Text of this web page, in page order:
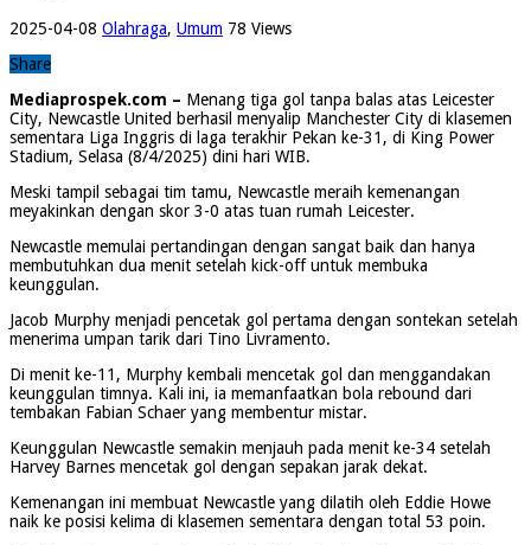
2025-04-08 Olahraga, Umum 78 Views
Share
Mediaprospek.com – Menang tiga gol tanpa balas atas Leicester
City, Newcastle United berhasil menyalip Manchester City di klasemen
sementara Liga Inggris di laga terakhir Pekan ke-31, di King Power
Stadium, Selasa (8/4/2025) dini hari WIB.
Meski tampil sebagai tim tamu, Newcastle meraih kemenangan
meyakinkan dengan skor 3-0 atas tuan rumah Leicester.
Newcastle memulai pertandingan dengan sangat baik dan hanya
membutuhkan dua menit setelah kick-off untuk membuka
keunggulan.
Jacob Murphy menjadi pencetak gol pertama dengan sontekan setelah
menerima umpan tarik dari Tino Livramento.
Di menit ke-11, Murphy kembali mencetak gol dan menggandakan
keunggulan timnya. Kali ini, ia memanfaatkan bola rebound dari
tembakan Fabian Schaer yang membentur mistar.
Keunggulan Newcastle semakin menjauh pada menit ke-34 setelah
Harvey Barnes mencetak gol dengan sepakan jarak dekat.
Kemenangan ini membuat Newcastle yang dilatih oleh Eddie Howe
naik ke posisi kelima di klasemen sementara dengan total 53 poin.